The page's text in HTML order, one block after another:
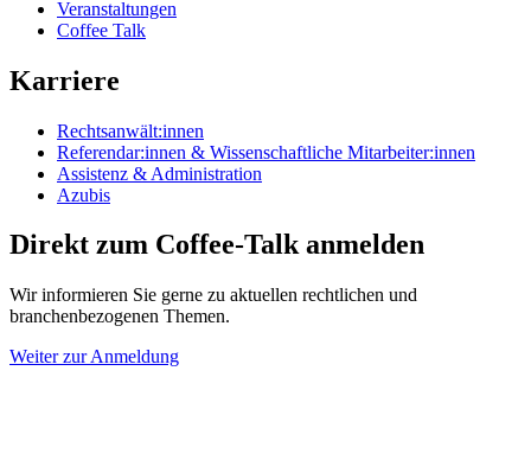
Veranstaltungen
Coffee Talk
Karriere
Rechtsanwält:innen
Referendar:innen & Wissenschaftliche Mitarbeiter:innen
Assistenz & Administration
Azubis
Direkt zum Coffee-Talk anmelden
Wir informieren Sie gerne zu aktuellen rechtlichen und
branchenbezogenen Themen.
Weiter zur Anmeldung